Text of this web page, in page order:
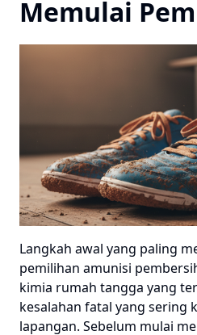
Memulai
Langkah awal yang paling
pemilihan amunisi
kimia rumah tangga yang
kesalahan fatal yang sering
lapangan. Sebelum mulai